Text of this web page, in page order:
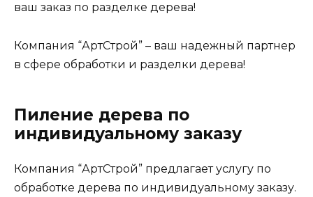
ваш заказ по разделке дерева!
Компания “АртСтрой” – ваш надежный партнер
в сфере обработки и разделки дерева!
Пиление дерева по
индивидуальному заказу
Компания “АртСтрой” предлагает услугу по
обработке дерева по индивидуальному заказу.